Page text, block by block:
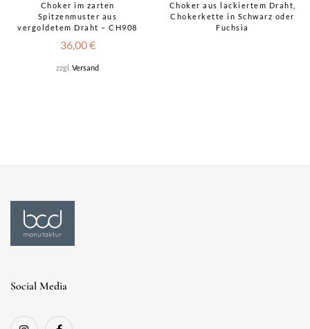
Choker im zarten
Spitzenmuster aus
vergoldetem Draht – CH908
36,00€
zzgl. Versand
Choker aus lackiertem Draht,
Chokerkette in Schwarz oder
Fuchsia
Social Media